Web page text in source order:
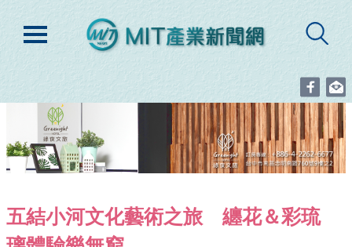
五結小河文化藝術之旅 纏花＆彩琉